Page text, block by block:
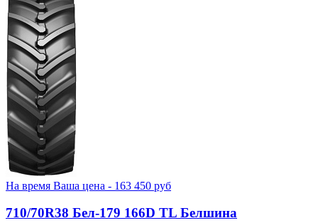
На время Ваша цена - 163 450 руб
710/70R38 Бел-179 166D TL Белшина